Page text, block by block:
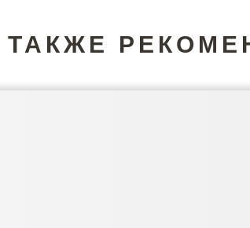
ТАКЖЕ